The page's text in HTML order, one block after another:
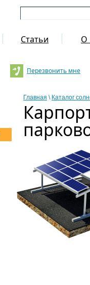
Статьи О
Перезвонить мне
Главная \ Каталог